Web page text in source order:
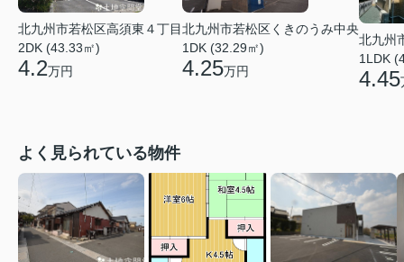
北九州市若松区高須東４丁目
2DK (43.33㎡)
4.2万円
北九州市若松区くきのうみ中央
1DK (32.29㎡)
4.25万円
北九州
1LDK
4.45
よく見られている物件